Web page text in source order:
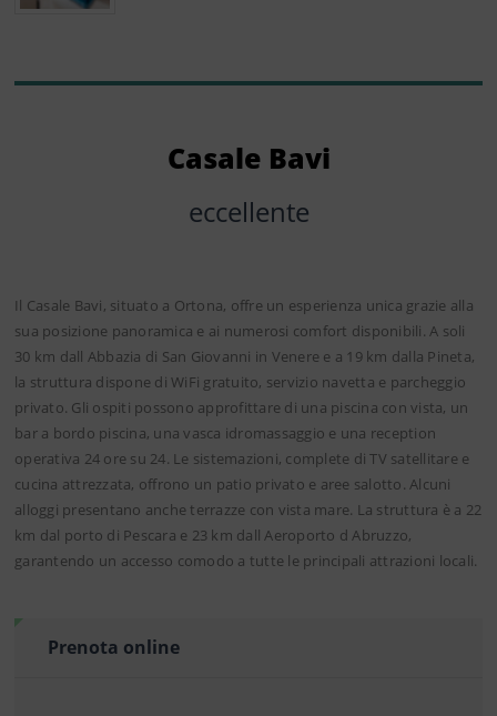
Casale Bavi
eccellente
Il Casale Bavi, situato a Ortona, offre un esperienza unica grazie alla
sua posizione panoramica e ai numerosi comfort disponibili. A soli
30 km dall Abbazia di San Giovanni in Venere e a 19 km dalla Pineta,
la struttura dispone di WiFi gratuito, servizio navetta e parcheggio
privato. Gli ospiti possono approfittare di una piscina con vista, un
bar a bordo piscina, una vasca idromassaggio e una reception
operativa 24 ore su 24. Le sistemazioni, complete di TV satellitare e
cucina attrezzata, offrono un patio privato e aree salotto. Alcuni
alloggi presentano anche terrazze con vista mare. La struttura è a 22
km dal porto di Pescara e 23 km dall Aeroporto d Abruzzo,
garantendo un accesso comodo a tutte le principali attrazioni locali.
Prenota online